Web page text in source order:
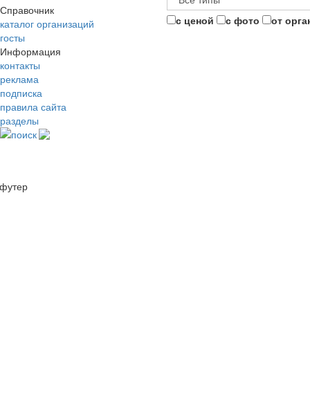
Справочник
каталог организаций
госты
Информация
контакты
реклама
подписка
правила сайта
разделы
поиск
с ценой с фото от
футер